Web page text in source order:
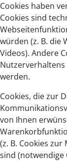
Cookies haben
Cookies sind
würden (z. B. die
Videos). Andere
werden.
Cookies, die zur
von Ihnen
(z. B. Cookies
sind (notwendige